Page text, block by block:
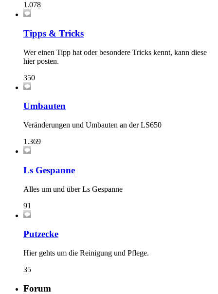
1.078
Tipps & Tricks
Wer einen Tipp hat oder besondere Tricks kennt, kann diese
hier posten.
350
Umbauten
Veränderungen und Umbauten an der LS650
1.369
Ls Gespanne
Alles um und über Ls Gespanne
91
Putzecke
Hier gehts um die Reinigung und Pflege.
35
Forum